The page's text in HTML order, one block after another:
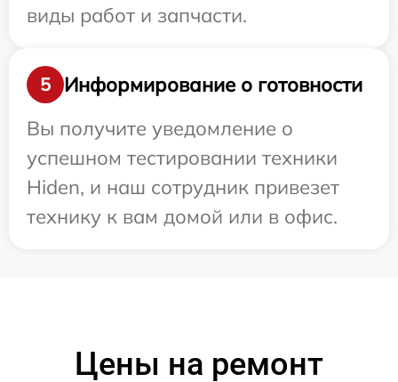
виды работ и запчасти.
5
Информирование о готовности
Вы получите уведомление о
успешном тестировании техники
Hiden, и наш сотрудник привезет
технику к вам домой или в офис.
Цены на ремонт